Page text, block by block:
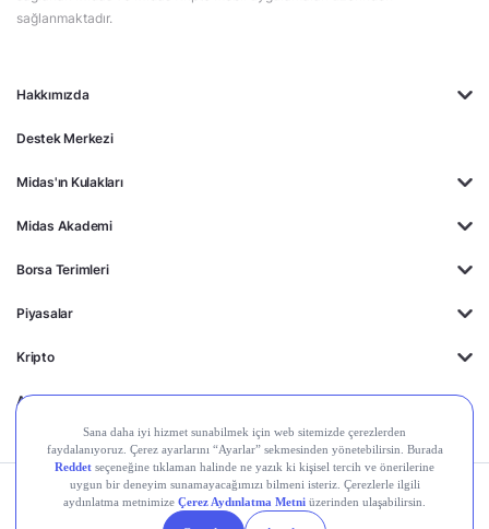
Hakkımızda
Destek Merkezi
Midas'ın Kulakları
Midas Akademi
Borsa Terimleri
Piyasalar
Kripto
Ayrıcalıklar
sağlanmaktadır.
Kişisel Verilerin
Gizlilik
Yasal
Duyurular
Çerez